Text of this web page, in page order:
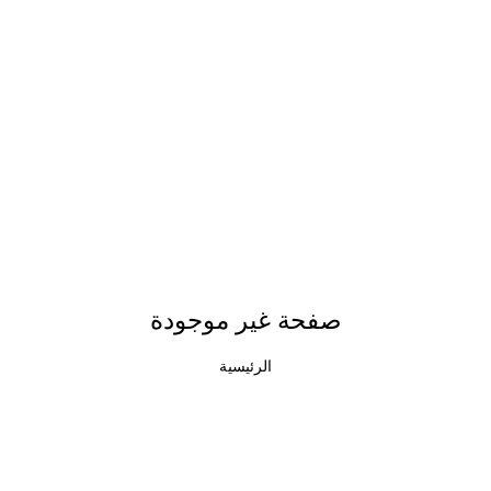
صفحة غير موجودة
الرئيسية